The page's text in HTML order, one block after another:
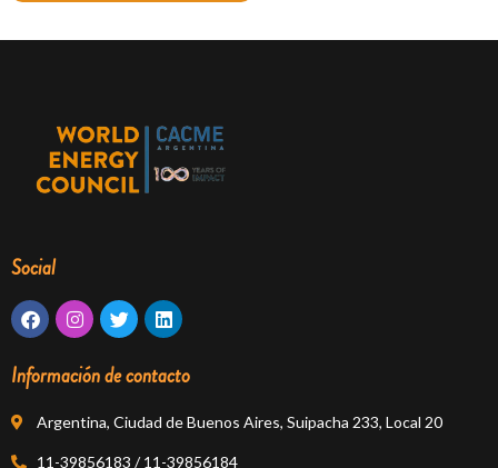
Social
F
a
c
e
b
o
I
n
s
t
a
r
m
T
w
i
t
r
L
i
n
e
Información de contacto
Argentina, Ciudad de Buenos Aires, Suipacha 233, Local 20
11-39856183 / 11-39856184